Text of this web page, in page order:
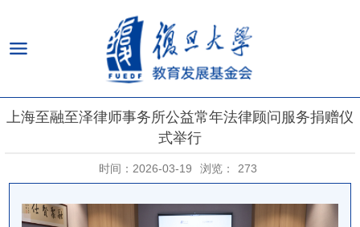
上海至融至泽律师事务所公益常年法律顾问服务捐赠仪
式举行
时间：2026-03-19 浏览： 273